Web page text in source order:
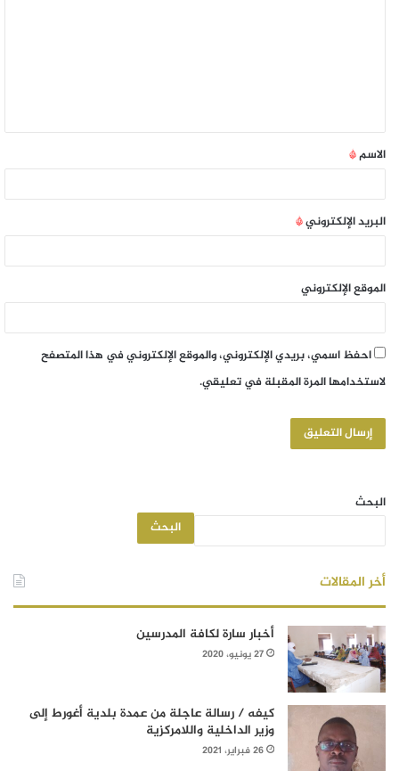
الاسم*
البريد الإلكتروني*
الموقع الإلكتروني
احفظ اسمي، بريدي الإلكتروني، والموقع الإلكتروني في هذا المتصفح
لاستخدامها المرة المقبلة في تعليقي.
البحث
البحث
أخر المقالات
أخبار سارة لكافة المدرسين
27 يونيو، 2020
كيفه / رسالة عاجلة من عمدة بلدية أغورط إلى
وزير الداخلية واللامركزية
26 فبراير، 2021